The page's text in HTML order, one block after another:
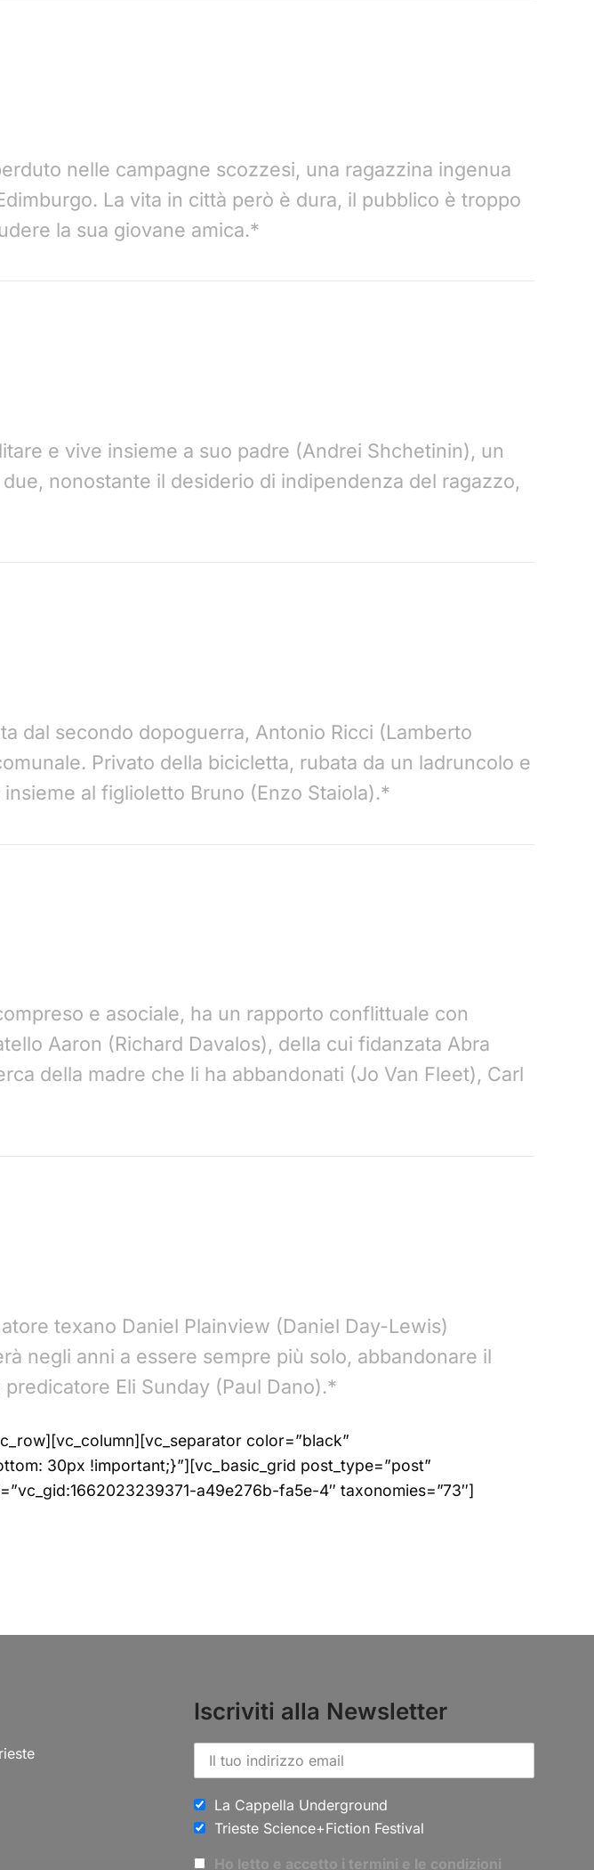
nelle campagne scozzesi, una ragazzina ingenua
La vita in città però è dura, il pubblico è troppo
la sua giovane amica.*
e vive insieme a suo padre (Andrei Shchetinin), un
nonostante il desiderio di indipendenza del ragazzo,
dal secondo dopoguerra, Antonio Ricci (Lamberto
Privato della bicicletta, rubata da un ladruncolo e
al figlioletto Bruno (Enzo Staiola).*
e asociale, ha un rapporto conflittuale con
Aaron (Richard Davalos), della cui fidanzata Abra
della madre che li ha abbandonati (Jo Van Fleet), Carl
texano Daniel Plainview (Daniel Day-Lewis)
negli anni a essere sempre più solo, abbandonare il
Eli Sunday (Paul Dano).*
color=”black”
30px !important;}”][vc_basic_grid post_type=”post”
a49e276b-fa5e-4″ taxonomies=”73″]
Iscriviti alla Newsletter
La Cappella Underground
Trieste Science+Fiction Festival
Ho letto e accetto i termini e le condizioni